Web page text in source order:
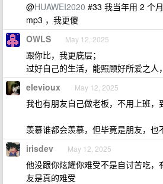
@HUAWEI2020 #33 我当年用 2 个
mp3 ，我更傻
OWLS May 12, 2025
跟你比，我更底层；
过好自己的生活，能照顾好所爱之人
elevioux May 12, 2025
我也有朋友自己做老板，不用上班，
羡慕谁都会羡慕，但毕竟是朋友，也
irisdev May 12, 2025
他没跟你炫耀你难受不是自讨苦吃，
友是真的难受